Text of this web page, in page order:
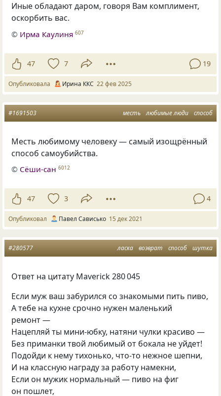
Иные обладают даром, говоря Вам комплимент,
оскорбить вас.
© Ирма Каулиня 607
47 7 19
Опубликовала Ирина ККС 22 фев 2025
месть любимые люди способ
#1691503
Месть любимому человеку — самый изощрённый
способ самоубийства.
© Сёши-сан 6012
47 3 4
Опубликовал Павел Сависько 15 дек 2021
ласка возврат способ шутка
#280577
Ответ на цитату Maverick 280 045
Если муж ваш забурился со знакомыми пить пиво,
А тебе на кухне срочно нужен маленький
ремонт —
Нацепляй ты мини-юбку, натяни чулки красиво —
Без приманки твой любимый от бокала не уйдет!
Подойди к нему тихонько, что-то нежное шепни,
И на классную награду за работу намекни,
Если он мужик нормальный — пиво на фиг
он пошлет,